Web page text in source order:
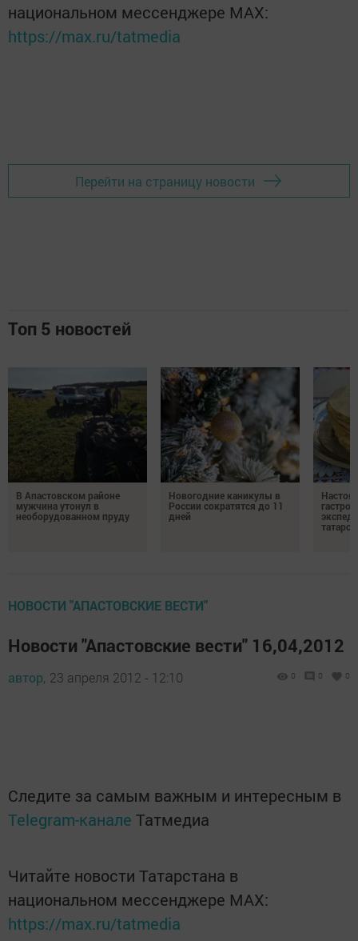
национальном мессенджере MАХ:
https://max.ru/tatmedia
Перейти на страницу новости
Топ 5 новостей
В Апастовском районе
мужчина утонул в
необорудованном пруду
Новогодние каникулы в
России сократятся до 11
дней
НОВОСТИ "АПАСТОВСКИЕ ВЕСТИ"
Новости "Апастовские вести" 16,04,2012
автор, 23 апреля 2012 - 12:10 0 0 0
Следите за самым важным и интересным в
Telegram-канале Татмедиа
Читайте новости Татарстана в
национальном мессенджере MАХ:
https://max.ru/tatmedia